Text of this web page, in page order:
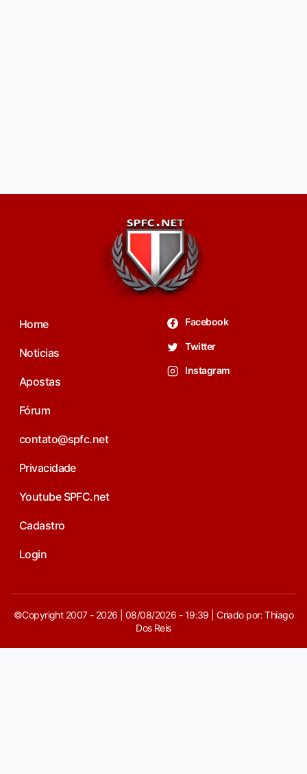
Home
Noticias
Apostas
Fórum
contato@spfc.net
Privacidade
Youtube SPFC.net
Cadastro
Login
Facebook
Twitter
Instagram
©Copyright 2007 - 2026 | 08/08/2026 - 19:39 | Criado por: Thiago
Dos Reis